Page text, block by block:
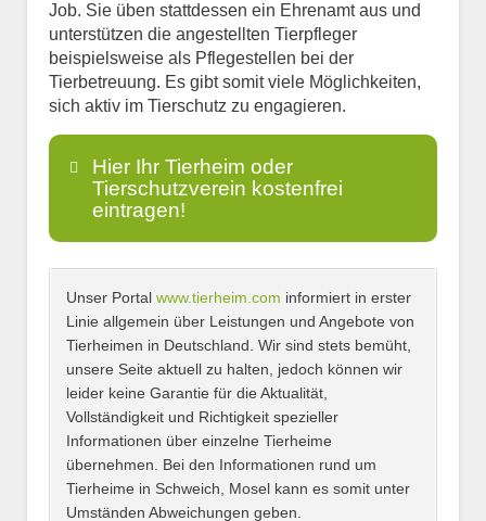
Job. Sie üben stattdessen ein Ehrenamt aus und
unterstützen die angestellten Tierpfleger
beispielsweise als Pflegestellen bei der
Tierbetreuung. Es gibt somit viele Möglichkeiten,
sich aktiv im Tierschutz zu engagieren.
Hier Ihr Tierheim oder
Tierschutzverein kostenfrei
eintragen!
Name*
E-Mail*
Unser Portal www.tierheim.com informiert in erster
Linie allgemein über Leistungen und Angebote von
Tierheimen in Deutschland. Wir sind stets bemüht,
unsere Seite aktuell zu halten, jedoch können wir
leider keine Garantie für die Aktualität,
Vollständigkeit und Richtigkeit spezieller
Informationen über einzelne Tierheime
übernehmen. Bei den Informationen rund um
Tierheime in Schweich, Mosel kann es somit unter
Umständen Abweichungen geben.